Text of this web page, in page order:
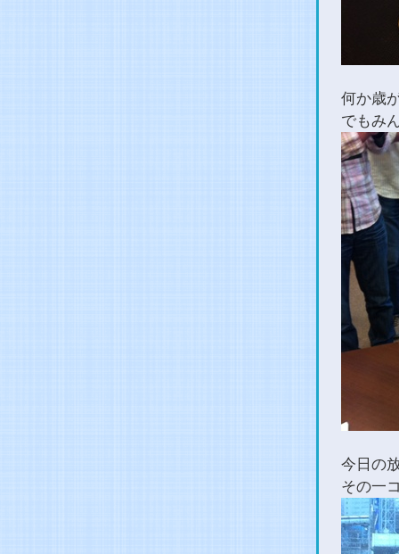
何か歳
でもみ
今日の
その一